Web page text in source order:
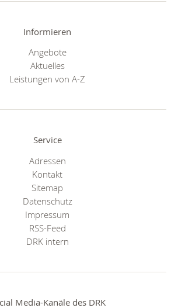
Informieren
Angebote
Aktuelles
Leistungen von A-Z
Service
Adressen
Kontakt
Sitemap
Datenschutz
Impressum
RSS-Feed
DRK intern
Media-Kanäle des DRK